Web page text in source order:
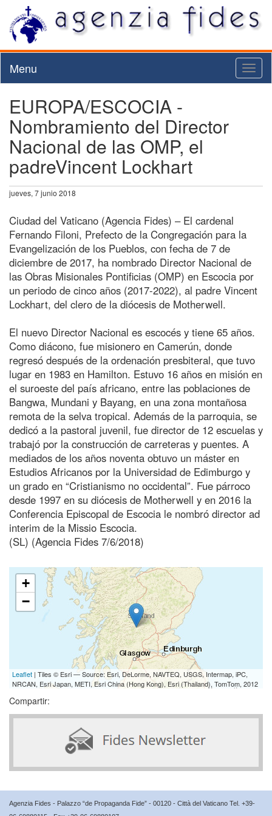
Menu
EUROPA/ESCOCIA -
Nombramiento del Director
Nacional de las OMP, el
padreVincent Lockhart
jueves, 7 junio 2018
Ciudad del Vaticano (Agencia Fides) – El cardenal
Fernando Filoni, Prefecto de la Congregación para la
Evangelización de los Pueblos, con fecha de 7 de
diciembre de 2017, ha nombrado Director Nacional de
las Obras Misionales Pontificias (OMP) en Escocia por
un periodo de cinco años (2017-2022), al padre Vincent
Lockhart, del clero de la diócesis de Motherwell.
El nuevo Director Nacional es escocés y tiene 65 años.
Como diácono, fue misionero en Camerún, donde
regresó después de la ordenación presbiteral, que tuvo
lugar en 1983 en Hamilton. Estuvo 16 años en misión en
el suroeste del país africano, entre las poblaciones de
Bangwa, Mundani y Bayang, en una zona montañosa
remota de la selva tropical. Además de la parroquia, se
dedicó a la pastoral juvenil, fue director de 12 escuelas y
trabajó por la construcción de carreteras y puentes. A
mediados de los años noventa obtuvo un máster en
Estudios Africanos por la Universidad de Edimburgo y
un grado en “Cristianismo no occidental”. Fue párroco
desde 1997 en su diócesis de Motherwell y en 2016 la
Conferencia Episcopal de Escocia le nombró director ad
interim de la Missio Escocia.
(SL) (Agencia Fides 7/6/2018)
+
−
Leaflet | Tiles © Esri — Source: Esri, DeLorme, NAVTEQ, USGS, Intermap, iPC,
NRCAN, Esri Japan, METI, Esri China (Hong Kong), Esri (Thailand), TomTom, 2012
Compartir:
Agenzia Fides - Palazzo “de Propaganda Fide” - 00120 - Città del Vaticano Tel. +39-